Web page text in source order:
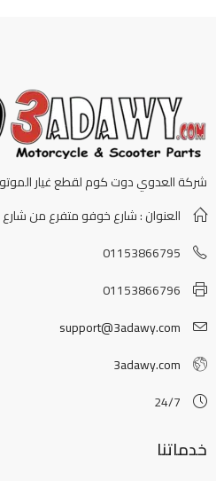
شركة العدوي دوت كوم لقطع غيار
العنوان : شارع خوفو متفرع من
01153866795
01153866796
support@3adawy.com
3adawy.com
24/7
خدماتنا